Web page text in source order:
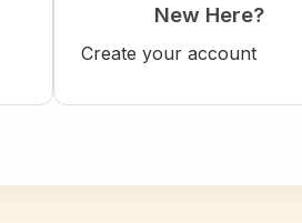
New Here?
Create your account